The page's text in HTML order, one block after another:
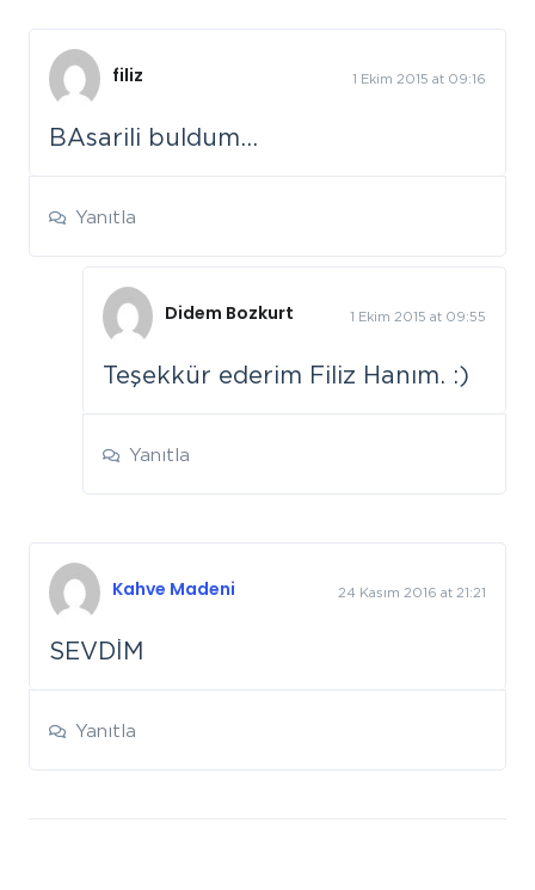
filiz 1 Ekim 2015 at 09:16
BAsarili buldum…
Yanıtla
Didem Bozkurt 1 Ekim 2015 at 09:55
Teşekkür ederim Filiz Hanım. :)
Yanıtla
Kahve Madeni 24 Kasım 2016 at 21:21
SEVDİM
Yanıtla